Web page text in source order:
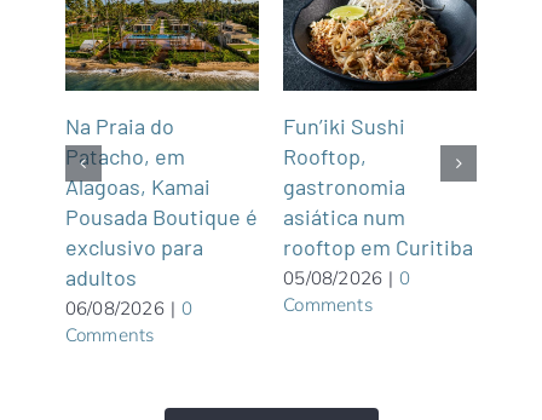
Na Praia do
Patacho, em
Alagoas, Kamai
Pousada Boutique é
exclusivo para
adultos
06/08/2026 | 0
Comments
Fun’iki Sushi
Rooftop,
gastronomia
asiática num
rooftop em Curitiba
05/08/2026 | 0
Comments